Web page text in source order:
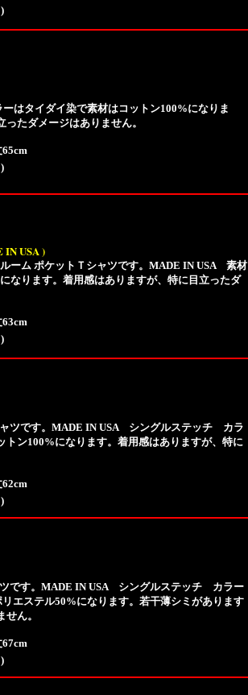
)
はタイダイ染で素材はコットン100%になりま
たダメージはありません。
)
IN USA )
ーム ポケットＴシャツです。MADE IN USA 素材
なります。着用感はありますが、特に目立ったダ
)
ツです。MADE IN USA シングルステッチ カラ
トン100%になります。着用感はありますが、特に
)
ツです。MADE IN USA シングルステッチ カラー
エステル50%になります。若干薄シミがあります
ん。
)